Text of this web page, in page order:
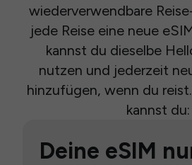
wiederverwendbare
jede Reise eine neue
kannst du dieselbe
nutzen und jederzeit
hinzufügen, wenn du
kannst du:
Deine eSIM